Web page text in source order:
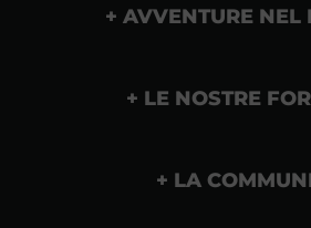
AVVENTURE NEL
LE NOSTRE
LA